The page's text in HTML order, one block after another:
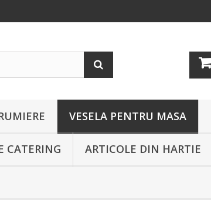
VESELA PENTRU MASA
CATERING ARTICOLE DIN HARTIE